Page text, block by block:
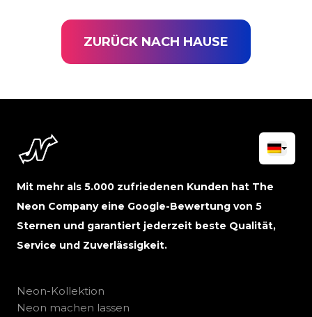
ZURÜCK NACH HAUSE
Mit mehr als 5.000 zufriedenen Kunden hat The
Neon Company eine Google-Bewertung von 5
Sternen und garantiert jederzeit beste Qualität,
Service und Zuverlässigkeit.
Neon-Kollektion
Neon machen lassen